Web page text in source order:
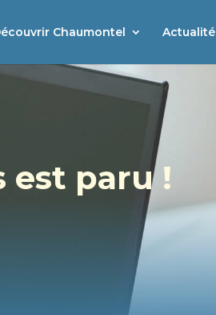
Chaumontel Actualité
est paru !